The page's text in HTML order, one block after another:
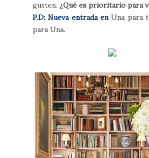
gusten. ¿Qué es prioritario para
P.D: Nueva entrada en Una para
para Una.